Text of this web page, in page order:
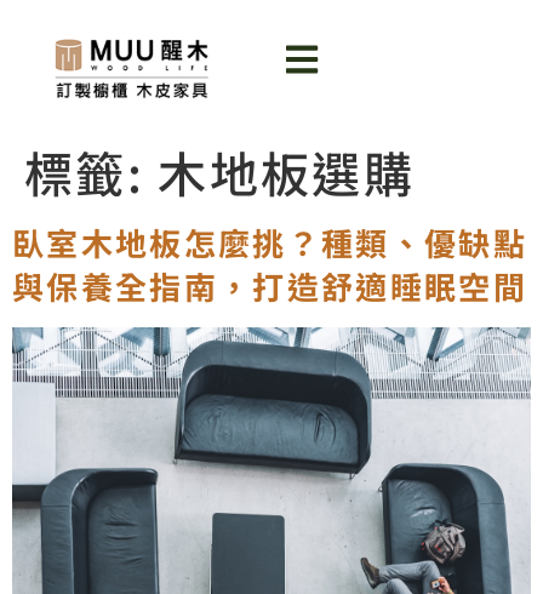
標籤: 木地板選購
臥室木地板怎麼挑？種類、優缺點
與保養全指南，打造舒適睡眠空間